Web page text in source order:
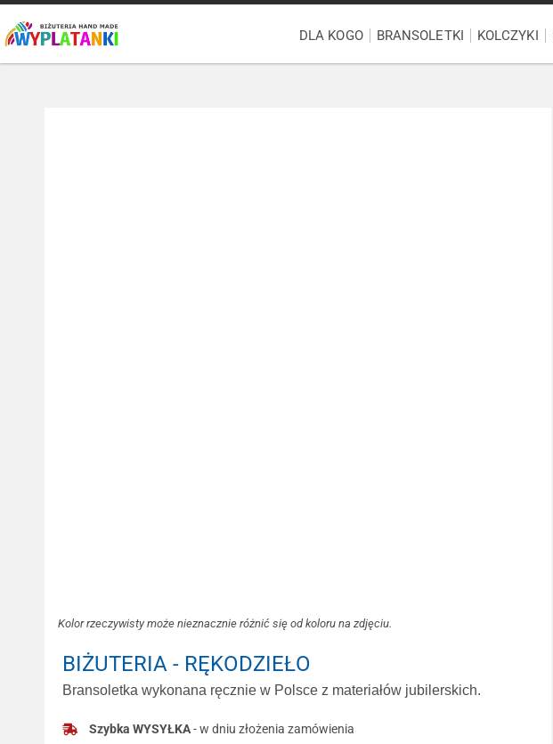
DLA KOGO BRANSOLETKI KOLCZYKI
Kolor rzeczywisty może nieznacznie różnić się od koloru na zdjęciu.
BIŻUTERIA - RĘKODZIEŁO
Bransoletka wykonana ręcznie w Polsce z materiałów jubilerskich.
Szybka WYSYŁKA- w dniu złożenia zamówienia